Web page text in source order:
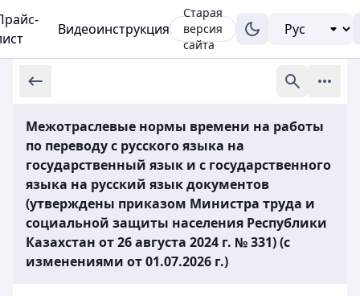
Видеоинструкция
Старая
версия
сайта
Межотраслевые нормы времени на работы
по переводу с русского языка на
государственный язык и с государственного
языка на русский язык документов
(утверждены приказом Министра труда и
социальной защиты населения Республики
Казахстан от 26 августа 2024 г. № 331) (с
изменениями от 01.07.2026 г.)